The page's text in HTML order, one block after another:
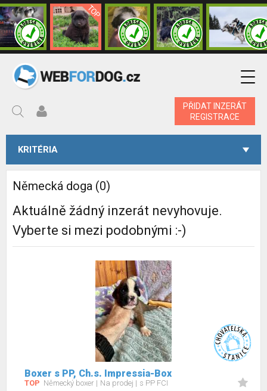
PŘIDAT INZERÁT
REGISTRACE
KRITÉRIA
Německá doga (0)
Aktuálně žádný inzerát nevyhovuje.
Vyberte si mezi podobnými :-)
Boxer s PP, Ch.s. Impressia-Box
TOP Německý boxer Na prodej s PP FCI